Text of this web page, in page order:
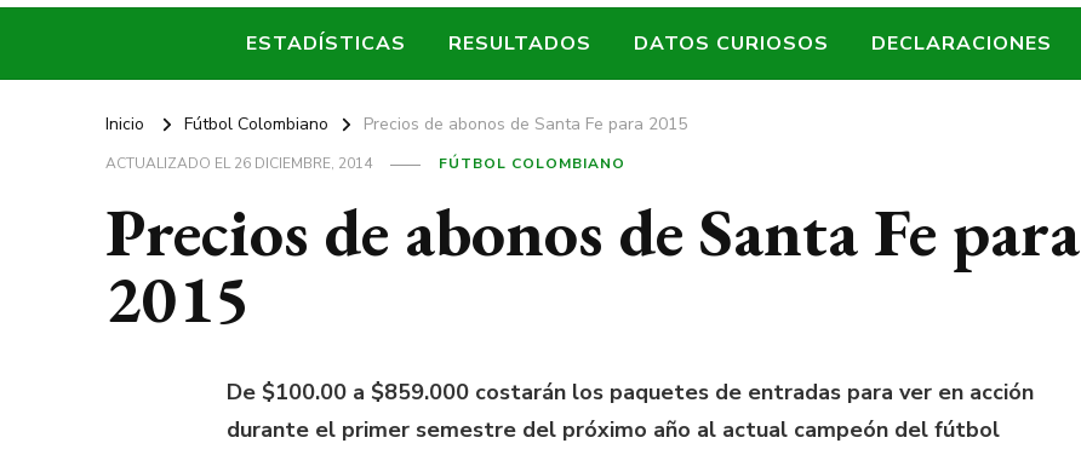
ESTADÍSTICAS RESULTADOS DATOS CURIOSOS DECLARACIONES
Inicio Fútbol Colombiano Precios de abonos de Santa Fe para 2015
ACTUALIZADO EL26 DICIEMBRE, 2014 FÚTBOL COLOMBIANO
Precios de abonos de Santa Fe para
2015
De $100.00 a $859.000 costarán los paquetes de entradas para ver en acción
durante el primer semestre del próximo año al actual campeón del fútbol